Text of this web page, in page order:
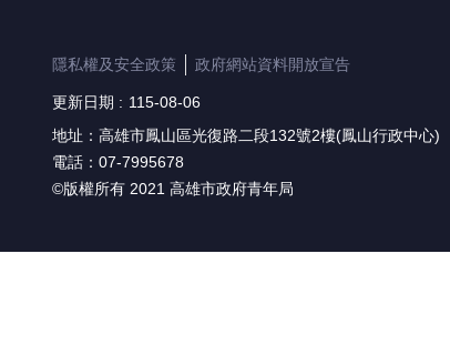
隱私權及安全政策 政府網站資料開放宣告
更新日期
115-08-06
地址：高雄市鳳山區光復路二段132號2樓(鳳山行政中心)
電話：07-7995678
©版權所有 2021 高雄市政府青年局